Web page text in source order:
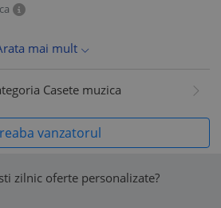
mai mult
Casete muzica
vanzatorul
zilnic oferte personalizate?